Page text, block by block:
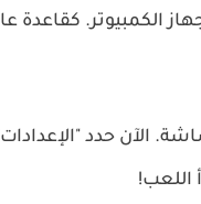
الكمبيوتر. كقاعدة
الآن حدد
اللعب!